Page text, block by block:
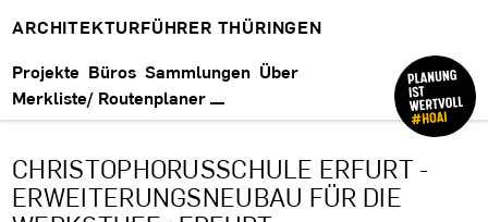
ARCHITEKTURFÜHRER THÜRINGEN
Projekte Büros Sammlungen Über
Merkliste/ Routenplaner
CHRISTOPHORUSSCHULE ERFURT -
ERWEITERUNGSNEUBAU FÜR DIE